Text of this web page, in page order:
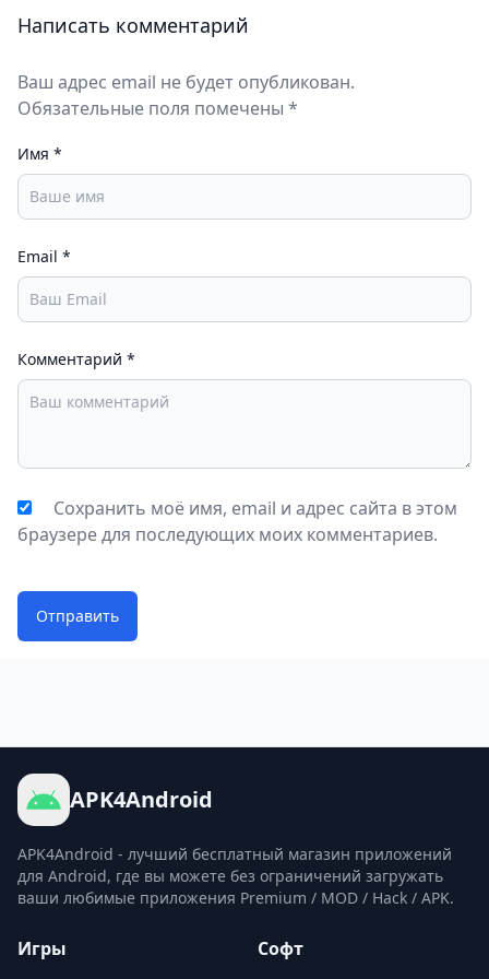
Написать комментарий
Ваш адрес email не будет опубликован.
Обязательные поля помечены *
Имя *
Email *
Комментарий *
Сохранить моё имя, email и адрес сайта в этом
браузере для последующих моих комментариев.
Отправить
APK4Android
APK4Android - лучший бесплатный магазин приложений
для Android, где вы можете без ограничений загружать
ваши любимые приложения Premium / MOD / Hack / APK.
Игры Софт